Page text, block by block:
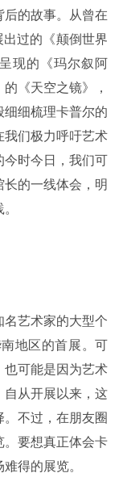
的故事。从曾在
出过的《颠倒世界
呈现的《玛尔叙阿
的《天空之镜》，
细梳理卡普尔的
我们极力呼吁艺术
今时今日，我们可
的一线体会，明
艺术家的大型个
地区的首展。可
也可能是因为艺术
自从开展以来，这
不过，在朋友圈
。要想真正体会卡
得的展览。